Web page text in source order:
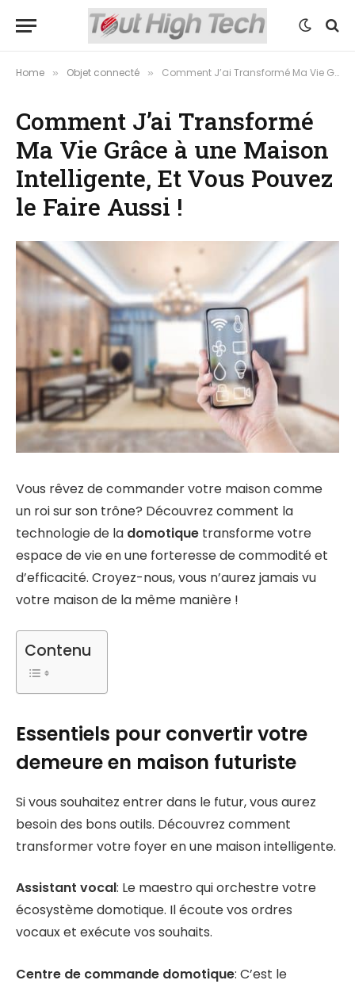
Home » Objet connecté » Comment J’ai Transformé Ma Vie Grâce à une Maison Intelligente, Et Vous Pouvez le Faire Aussi !
Comment J’ai Transformé
Ma Vie Grâce à une Maison
Intelligente, Et Vous Pouvez
le Faire Aussi !
Vous rêvez de commander votre maison comme
un roi sur son trône? Découvrez comment la
technologie de la domotique transforme votre
espace de vie en une forteresse de commodité et
d’efficacité. Croyez-nous, vous n’aurez jamais vu
votre maison de la même manière !
Contenu
Essentiels pour convertir votre
demeure en maison futuriste
Si vous souhaitez entrer dans le futur, vous aurez
besoin des bons outils. Découvrez comment
transformer votre foyer en une maison intelligente.
Assistant vocal: Le maestro qui orchestre votre
écosystème domotique. Il écoute vos ordres
vocaux et exécute vos souhaits.
Centre de commande domotique: C’est le